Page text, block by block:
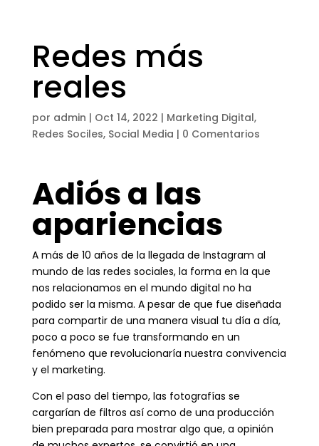
Redes más
reales
por admin | Oct 14, 2022 | Marketing Digital,
Redes Sociles, Social Media | 0 Comentarios
Adiós a las
apariencias
A más de 10 años de la llegada de Instagram al
mundo de las redes sociales, la forma en la que
nos relacionamos en el mundo digital no ha
podido ser la misma. A pesar de que fue diseñada
para compartir de una manera visual tu día a día,
poco a poco se fue transformando en un
fenómeno que revolucionaría nuestra convivencia
y el marketing.
Con el paso del tiempo, las fotografías se
cargarían de filtros así como de una producción
bien preparada para mostrar algo que, a opinión